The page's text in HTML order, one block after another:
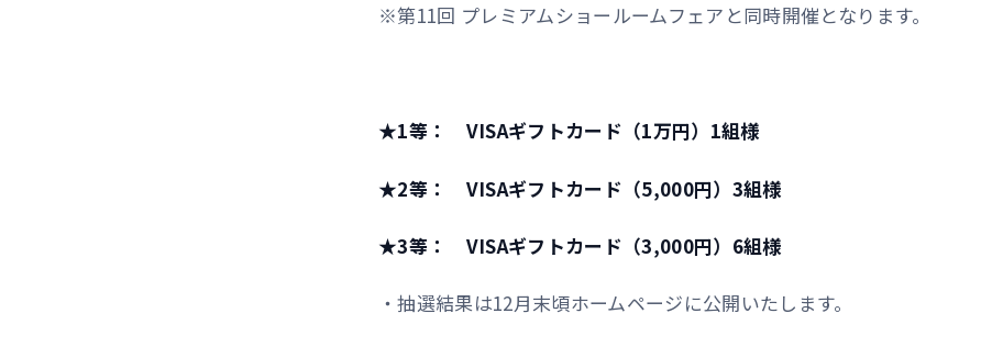
※第11回 プレミアムショールームフェアと同時開催となります。
★1等： VISAギフトカード（1万円）1組様
★2等： VISAギフトカード（5,000円）3組様
★3等： VISAギフトカード（3,000円）6組様
・抽選結果は12月末頃ホームページに公開いたします。